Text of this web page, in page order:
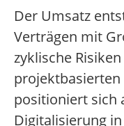
Der Umsatz
Verträgen mit
zyklische
projektbasierten
positioniert sich
Digitalisierung